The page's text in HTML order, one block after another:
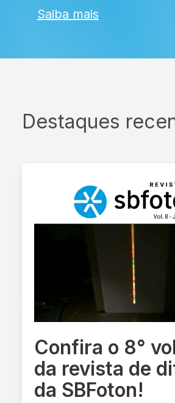
Saiba mais
Destaques
Confira o 8°
da revista de
da SBFoton!